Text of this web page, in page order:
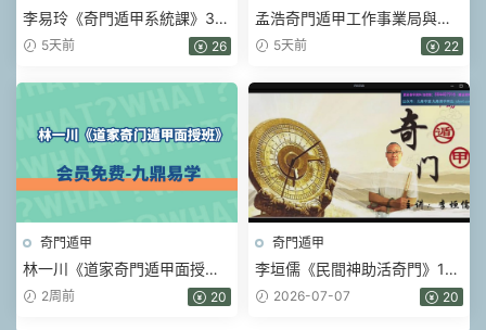
李易玲《奇門遁甲系統課》39
集視頻
5天前 26
孟浩奇門遁甲工作事業局與财
局理論學習班 視頻8集
5天前 22
奇門遁甲
林一川《道家奇門遁甲面授
班》22集視頻
2周前 20
奇門遁甲
李垣儒《民間神助活奇門》12
集視頻
2026-07-07 20